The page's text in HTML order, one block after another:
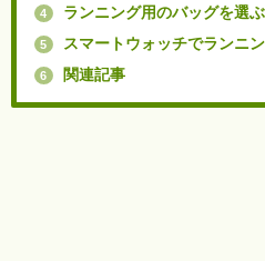
4 ランニング用のバッグを選ぶ
5 スマートウォッチでランニ
6 関連記事